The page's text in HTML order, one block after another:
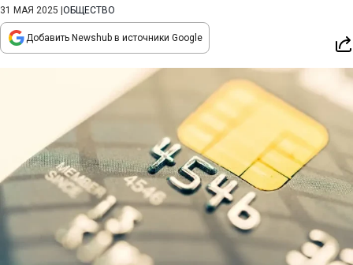
31 МАЯ 2025 ОБЩЕСТВО
Добавить Newshub в источники Google